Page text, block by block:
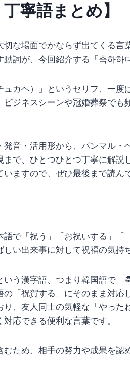
寧語まとめ】
な場面でかならず出てくる言
動詞が、今回紹介する「축하하
カヘ）」というセリフ、一度
ジネスシーンや冠婚葬祭でも
音・活用形から、パンマル・
で、ひとつひとつ丁寧に解説
ますので、ぜひ最後まで読ん
語で「祝う」「お祝いする」「
い出来事に対して祝福の気持
う漢字語、つまり韓国語で「
「祝賀する」にそのまま対応
、友人同士の気軽な「やった
応できる便利な言葉です。
むため、相手の努力や成果を認